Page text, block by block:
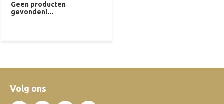
Geen producten
gevonden!...
Volg ons